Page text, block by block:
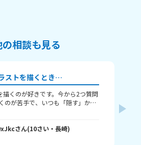
相談も見る
ストを描くとき…
描くのが好きです。今から2つ質問
のが苦手で、いつも「隠す」か
いていて、それ以外は全く描け
いいですか？
さん(10さい・ 長崎)